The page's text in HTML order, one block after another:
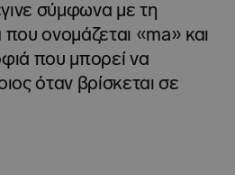
σύμφωνα με τη
ονομάζεται «ma» και
που μπορεί να
όταν βρίσκεται σε